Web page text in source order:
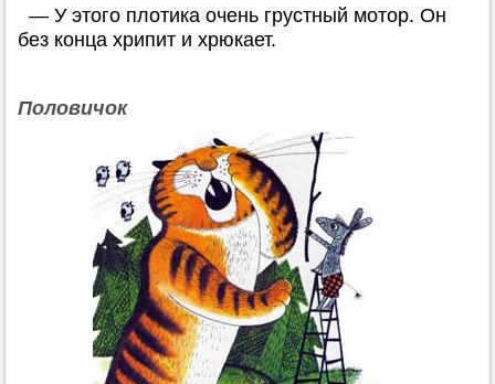
— У этого плотика очень грустный мотор. Он
без конца хрипит и хрюкает.
Половичок